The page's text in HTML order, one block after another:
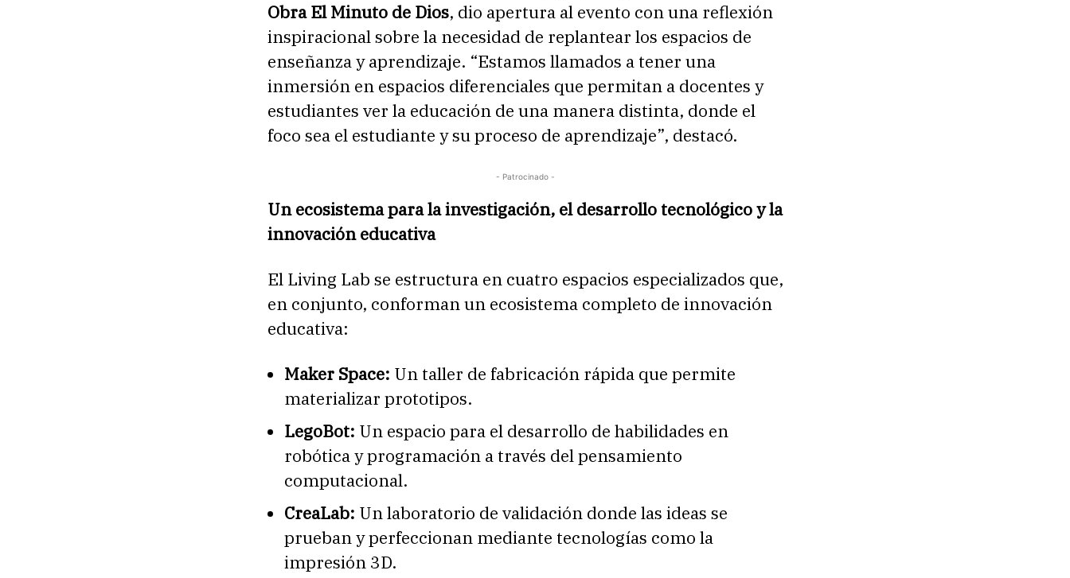
Obra El Minuto de Dios, dio apertura al evento con una reflexión
inspiracional sobre la necesidad de replantear los espacios de
enseñanza y aprendizaje. “Estamos llamados a tener una
inmersión en espacios diferenciales que permitan a docentes y
estudiantes ver la educación de una manera distinta, donde el
foco sea el estudiante y su proceso de aprendizaje”, destacó.
- Patrocinado -
Un ecosistema para la investigación, el desarrollo tecnológico y la
innovación educativa
El Living Lab se estructura en cuatro espacios especializados que,
en conjunto, conforman un ecosistema completo de innovación
educativa:
Maker Space: Un taller de fabricación rápida que permite
materializar prototipos.
LegoBot: Un espacio para el desarrollo de habilidades en
robótica y programación a través del pensamiento
computacional.
CreaLab: Un laboratorio de validación donde las ideas se
prueban y perfeccionan mediante tecnologías como la
impresión 3D.